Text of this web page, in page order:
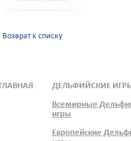
Возврат к списку
ГЛАВНАЯ ДЕЛЬФИЙСКИЕ ИГРЫ
Всемирные
игры
Европейские